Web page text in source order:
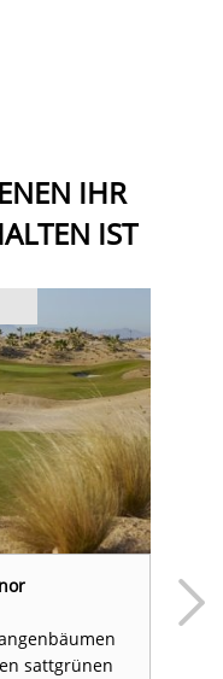
IHR
IST
sattgrünen